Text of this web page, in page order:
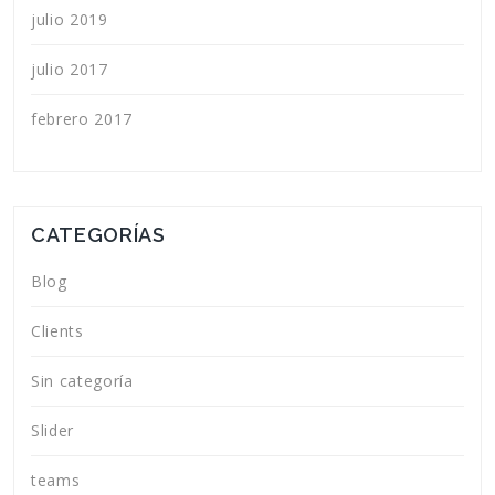
julio 2019
julio 2017
febrero 2017
CATEGORÍAS
Blog
Clients
Sin categoría
Slider
teams